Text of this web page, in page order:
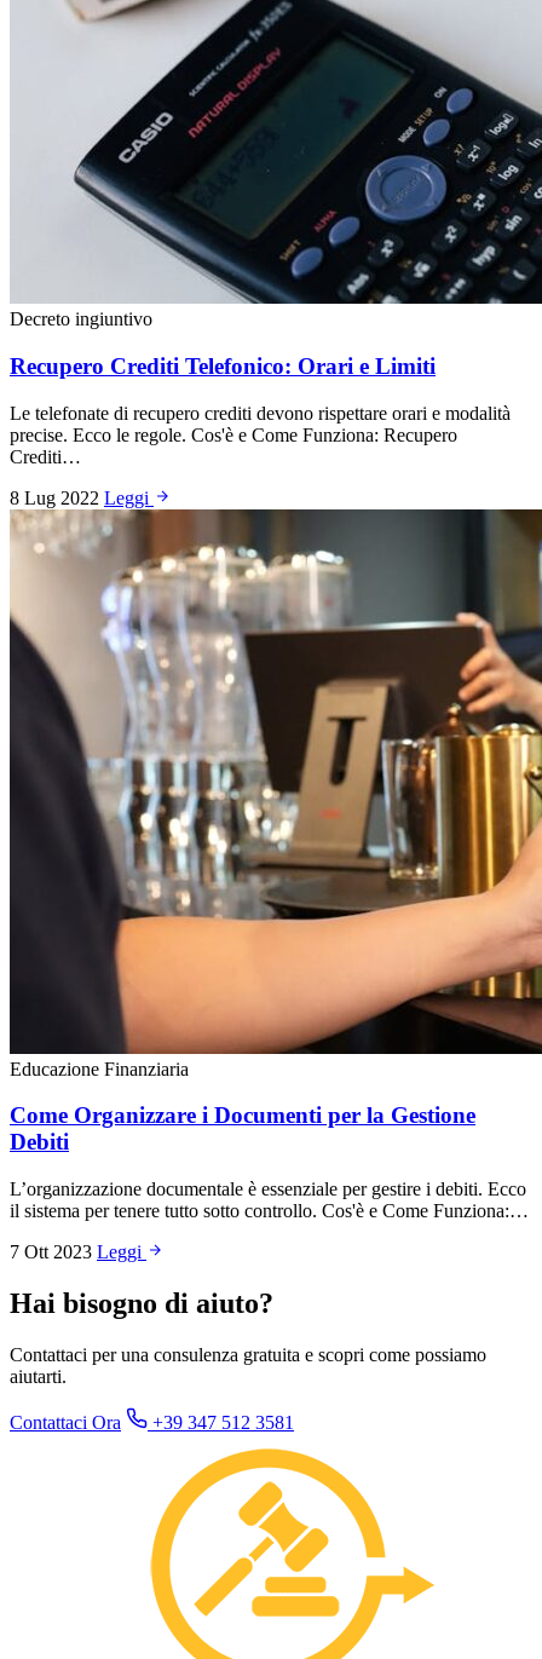
Decreto ingiuntivo
Recupero Crediti Telefonico: Orari e Limiti
Le telefonate di recupero crediti devono rispettare orari e modalità
precise. Ecco le regole. Cos'è e Come Funziona: Recupero
Crediti…
8 Lug 2022 Leggi
Educazione Finanziaria
Come Organizzare i Documenti per la Gestione
Debiti
L’organizzazione documentale è essenziale per gestire i debiti. Ecco
il sistema per tenere tutto sotto controllo. Cos'è e Come Funziona:…
7 Ott 2023 Leggi
Hai bisogno di aiuto?
Contattaci per una consulenza gratuita e scopri come possiamo
aiutarti.
Contattaci Ora +39 347 512 3581